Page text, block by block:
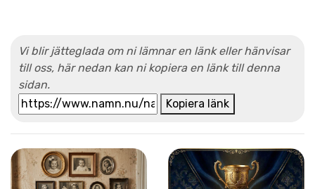
Vi blir jätteglada om ni lämnar en länk eller hänvisar
till oss, här nedan kan ni kopiera en länk till denna
sidan.
Kopiera länk